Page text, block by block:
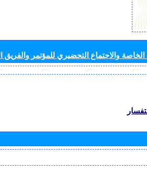
والاجتماع التحضيري للمؤتمر والفريق